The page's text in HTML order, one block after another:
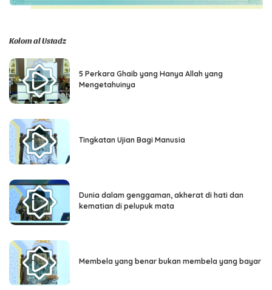
Kolom al Ustadz
5 Perkara Ghaib yang Hanya Allah yang
Mengetahuinya
Tingkatan Ujian Bagi Manusia
Dunia dalam genggaman, akherat di hati dan
kematian di pelupuk mata
Membela yang benar bukan membela yang bayar